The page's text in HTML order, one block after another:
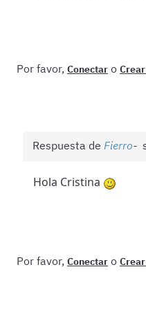
Por favor, Conectar o
Respuesta de Fierro
Hola Cristina
Por favor, Conectar o